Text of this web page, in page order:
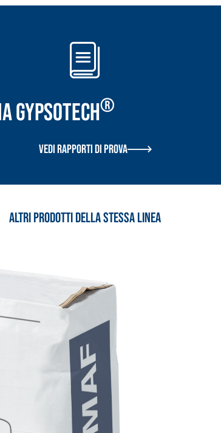
®
Vedi rapporti di prova
Altri prodotti della stessa linea
Sistema POSA PAVIMENTI E